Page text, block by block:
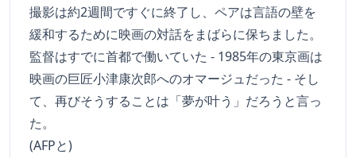
撮影は約2週間ですぐに終了し、ペアは言語の壁を
緩和するために映画の対話をまばらに保ちました。
監督はすでに首都で働いていた - 1985年の東京画は
映画の巨匠小津康次郎へのオマージュだった - そし
て、再びそうすることは「夢が叶う」だろうと言っ
た。
(AFPと)